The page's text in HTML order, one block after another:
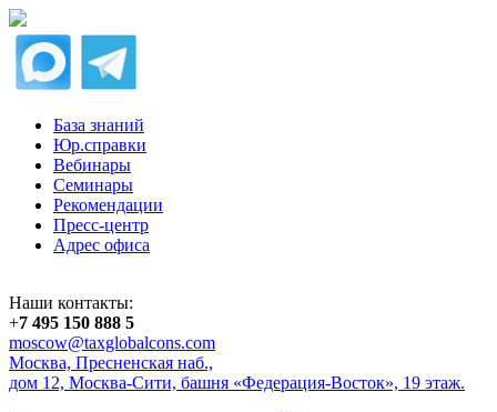
База знаний
Юр.справки
Вебинары
Семинары
Рекомендации
Пресс-центр
Адрес офиса
Наши контакты:
+7 495 150 888 5
moscow@taxglobalcons.com
Москва, Пресненская наб.,
дом 12, Москва-Сити, башня «Федерация-Восток», 19 этаж.